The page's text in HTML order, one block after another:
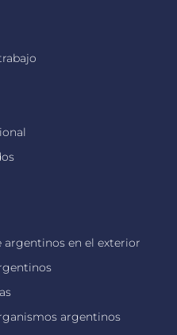
argentinos en el exterior
argentinos